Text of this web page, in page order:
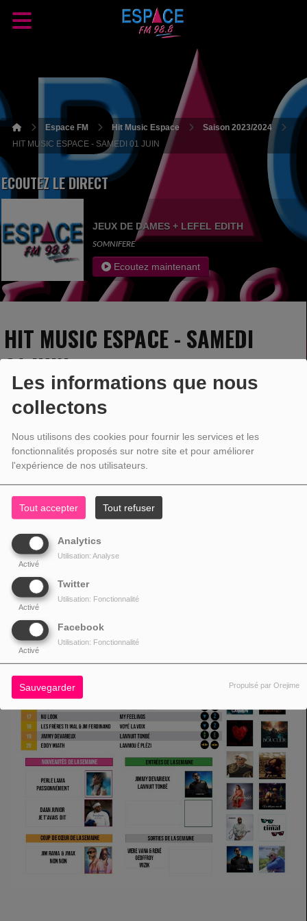
Les informations que nous
collectons
Nous utilisons des cookies pour fournir les services et les
fonctionnalités proposés sur notre site et pour améliorer
l'expérience de nos utilisateurs.
Tout accepter Tout refuser
Analytics
Activé
Utilisation: Analyse
Twitter
Activé
Utilisation: Fonctionnalité
Facebook
Activé
Utilisation: Fonctionnalité
Sauvegarder Propulsé par Orejime
Espace FM Hit Music Espace
Saison 2023/2024
HIT MUSIC ESPACE - SAMEDI 01 JUIN
ECOUTEZ LE DIRECT
JEUX DE DAMES + LEFEL EDITH
SOMNIFERE
Ecoutez maintenant
HIT MUSIC ESPACE - SAMEDI
01 JUIN
01 JUIN 2024 - 09:00 - 1421VUES